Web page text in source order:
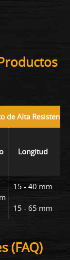
de Alta Resistencia
Longitud
15 - 40 mm
15 - 65 mm
(FAQ)